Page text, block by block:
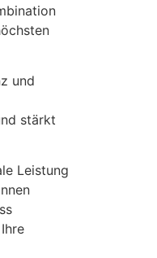
und
stärkt
Leistung